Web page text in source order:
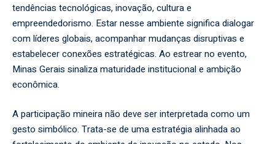
tendências tecnológicas, inovação, cultura e
empreendedorismo. Estar nesse ambiente significa dialogar
com líderes globais, acompanhar mudanças disruptivas e
estabelecer conexões estratégicas. Ao estrear no evento,
Minas Gerais sinaliza maturidade institucional e ambição
econômica.
A participação mineira não deve ser interpretada como um
gesto simbólico. Trata-se de uma estratégia alinhada ao